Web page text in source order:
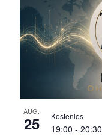
AUG.
25 19:00 - 20:30
Kostenlos